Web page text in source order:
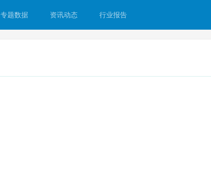
专题数据 资讯动态 行业报告